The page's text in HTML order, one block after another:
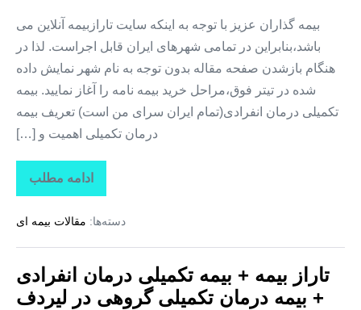
بیمه گذاران عزیز با توجه به اینکه سایت تارازبیمه آنلاین می
باشد،بنابراین در تمامی شهرهای ایران قابل اجراست. لذا در
هنگام بازشدن صفحه مقاله بدون توجه به نام شهر نمایش داده
شده در تیتر فوق،مراحل خرید بیمه نامه را آغاز نمایید. بیمه
تکمیلی درمان انفرادی(تمام ایران سرای من است) تعریف بیمه
درمان تکمیلی اهمیت و […]
ادامه مطلب
تاراز
بیمه
بیمه
درمان
+
بیمه
درمان
دسته‌ها: مقالات بیمه ای
تاراز بیمه + بیمه تکمیلی درمان انفرادی
+ بیمه درمان تکمیلی گروهی در لیردف